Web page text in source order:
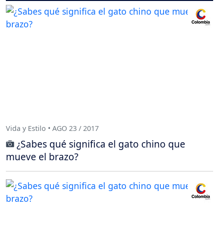
Vida y Estilo • AGO 23 / 2017
¿Sabes qué significa el gato chino que
mueve el brazo?